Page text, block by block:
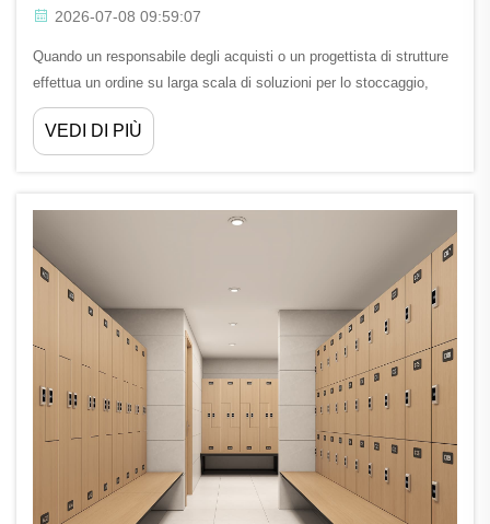
2026-07-08 09:59:07
Quando un responsabile degli acquisti o un progettista di strutture
effettua un ordine su larga scala di soluzioni per lo stoccaggio,
comprendere il funzionamento effettivo di una fabbrica di
armadietti HPL può fare la differenza tra una consegna senza
VEDI DI PIÙ